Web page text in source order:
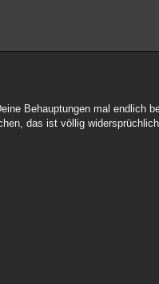
Behauptungen mal endlich
das ist völlig widersprüchlich